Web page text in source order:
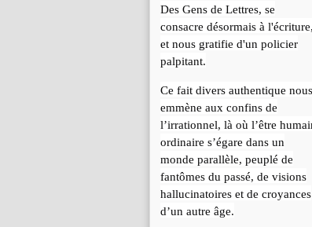
Des Gens de Lettres, se
consacre désormais à l'écriture,
et nous gratifie d'un policier
palpitant.
Ce fait divers authentique nous
emmène aux confins de
l’irrationnel, là où l’être
ordinaire s’égare dans un
monde parallèle, peuplé de
fantômes du passé, de visions
hallucinatoires et de croyances
d’un autre âge.